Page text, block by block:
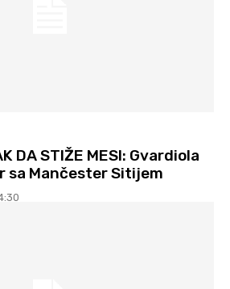
DA STIŽE MESI: Gvardiola
sa Mančester Sitijem